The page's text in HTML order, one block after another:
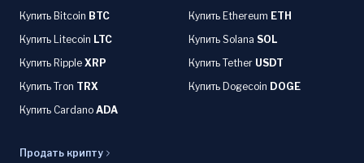
Купить Bitcoin BTC Купить Ethereum ETH
Купить Litecoin LTC Купить Solana SOL
Купить Ripple XRP Купить Tether USDT
Купить Tron TRX Купить Dogecoin DOGE
Купить Cardano ADA
Продать крипту